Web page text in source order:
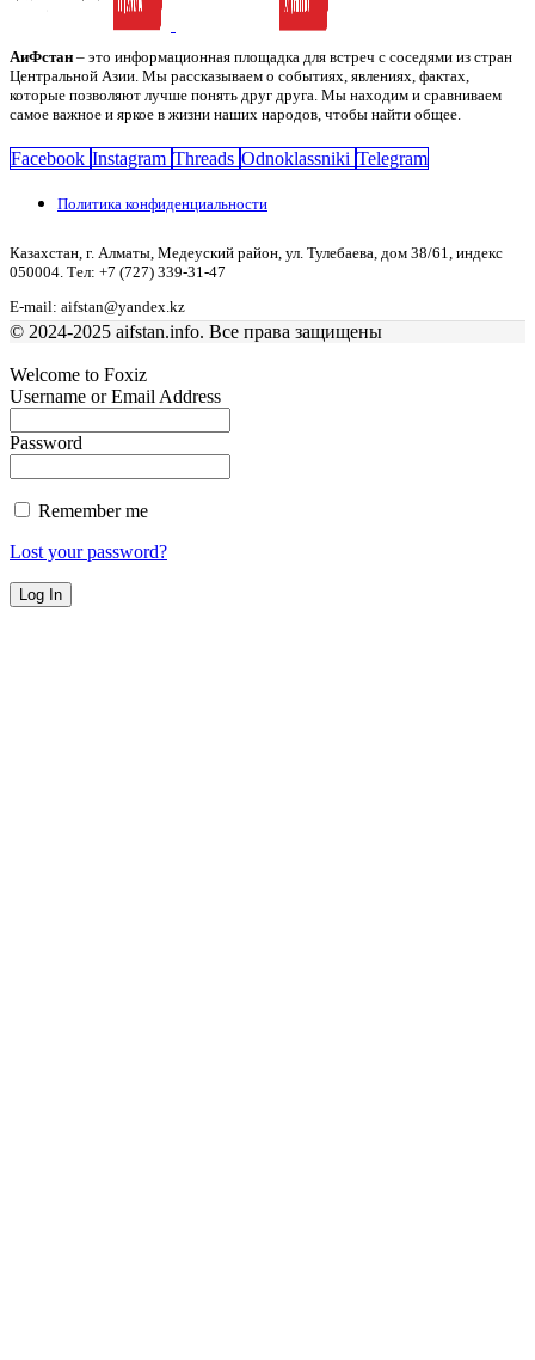
АиФстан – это информационная площадка для встреч с соседями из стран
Центральной Азии. Мы рассказываем о событиях, явлениях, фактах,
которые позволяют лучше понять друг друга. Мы находим и сравниваем
самое важное и яркое в жизни наших народов, чтобы найти общее.
Facebook Instagram Threads Odnoklassniki Telegram
Политика конфиденциальности
Казахстан, г. Алматы, Медеуский район, ул. Тулебаева, дом 38/61, индекс
050004. Тел: +7 (727) 339-31-47
E-mail: aifstan@yandex.kz
© 2024-2025 aifstan.info. Все права защищены
Welcome to Foxiz
Username or Email Address
Password
Remember me
Lost your password?